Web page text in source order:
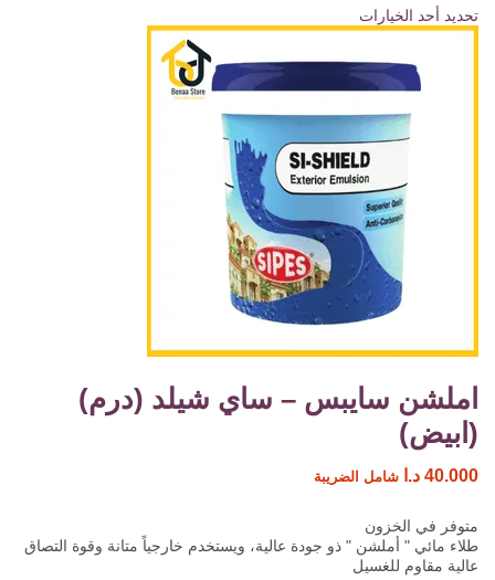
تحديد أحد الخيارات
املشن سايبس – ساي شيلد (درم)
(ابيض)
40.000 د.ا شامل الضريبة
متوفر في الخزون
طلاء مائي " أملشن " ذو جودة عالية، ويستخدم خارجياً متانة وقوة التصاق
عالية مقاوم للغسيل